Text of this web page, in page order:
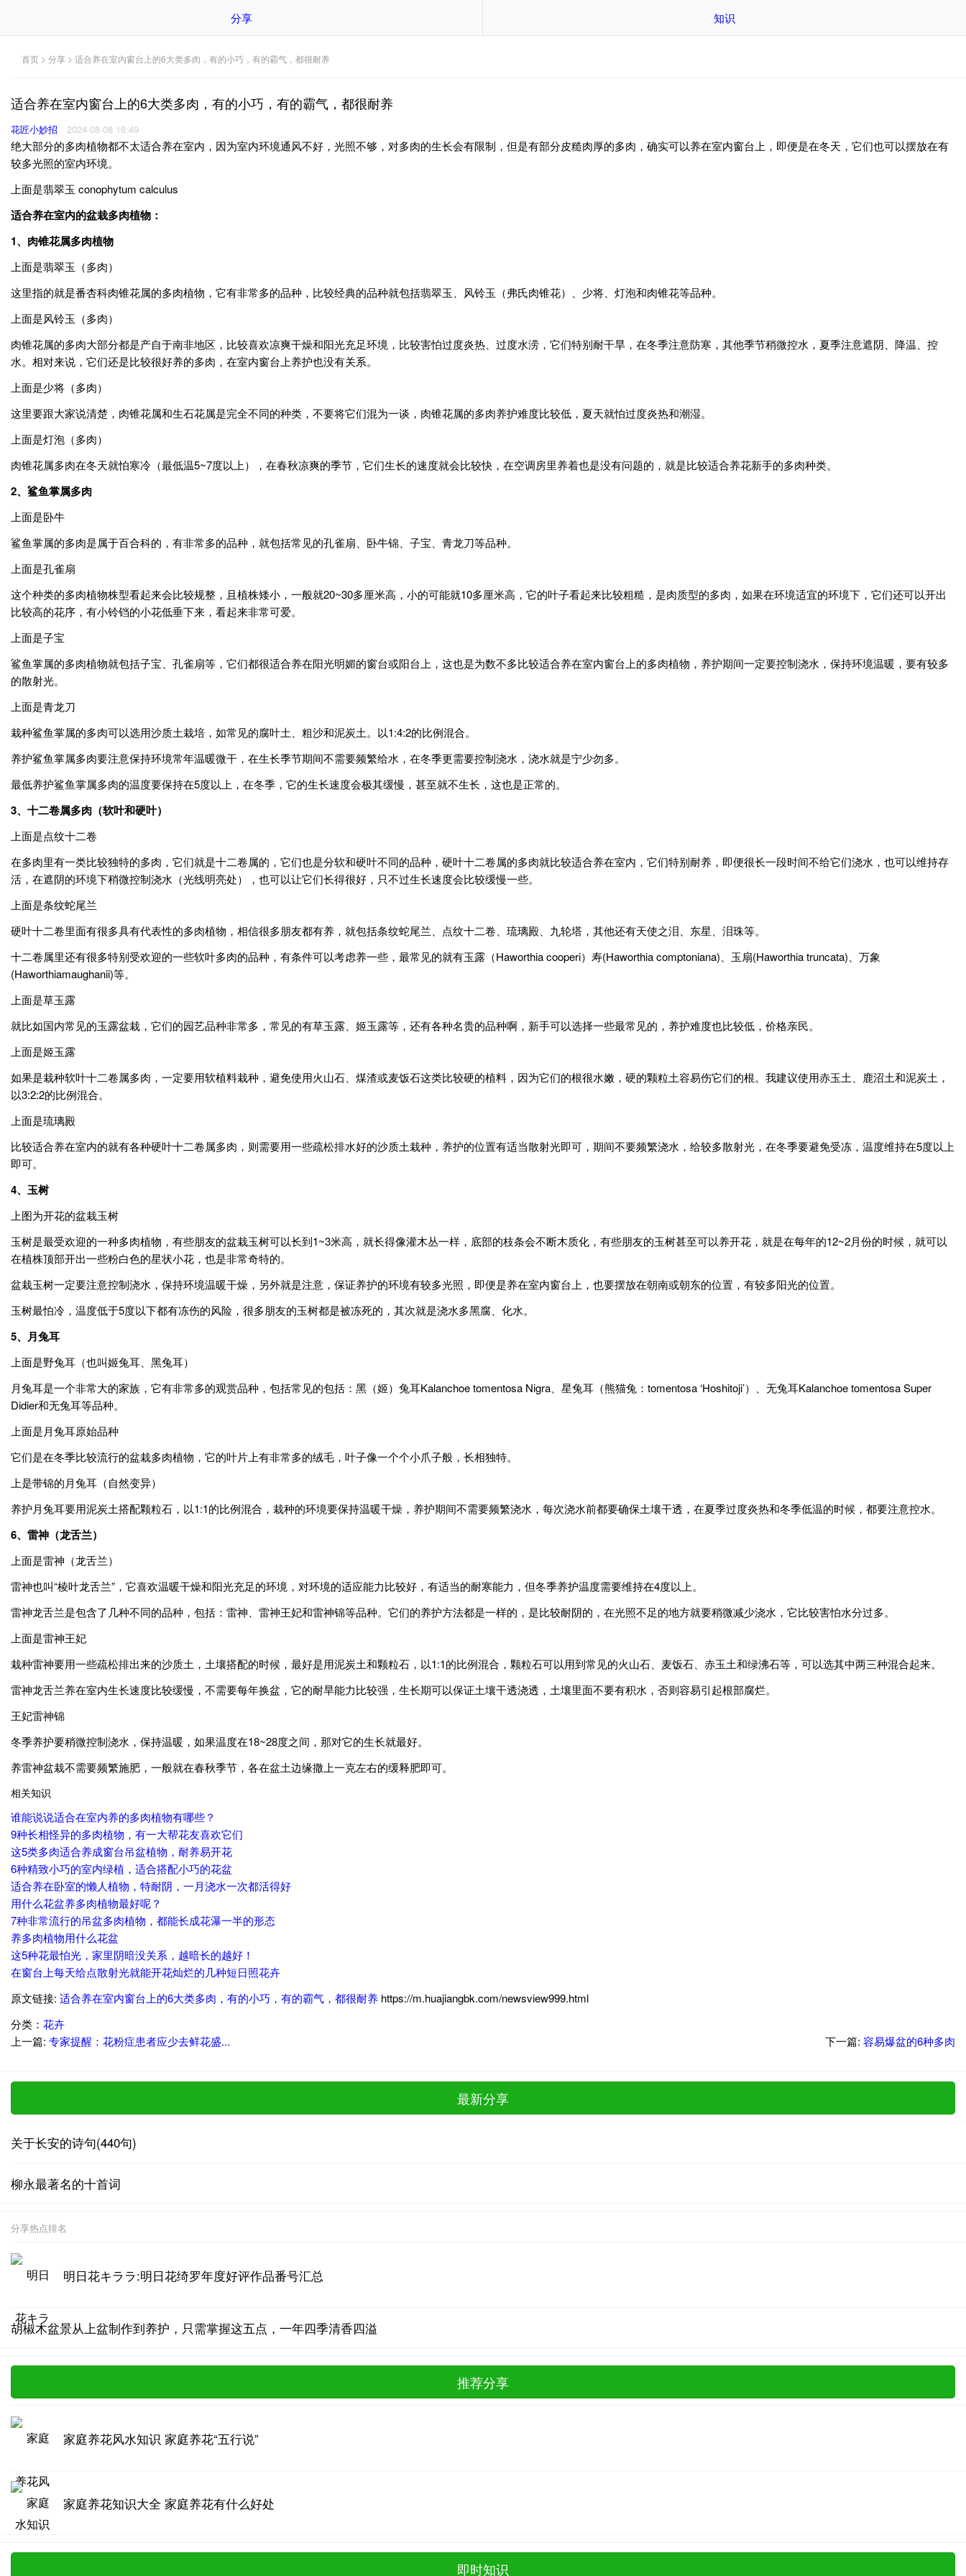
分享 知识
首页 > 分享 > 适合养在室内窗台上的6大类多肉，有的小巧，有的霸气，都很耐养
适合养在室内窗台上的6大类多肉，有的小巧，有的霸气，都很耐养
花匠小妙招 2024-08-08 18:49
绝大部分的多肉植物都不太适合养在室内，因为室内环境通风不好，光照不够，对多肉的生长会有限制，但是有部分皮糙肉厚的多肉，确实可以养在室内窗台上，即便是在冬天，它们也可以摆放在有
较多光照的室内环境。
上面是翡翠玉 conophytum calculus
适合养在室内的盆栽多肉植物：
1、肉锥花属多肉植物
上面是翡翠玉（多肉）
这里指的就是番杏科肉锥花属的多肉植物，它有非常多的品种，比较经典的品种就包括翡翠玉、风铃玉（弗氏肉锥花）、少将、灯泡和肉锥花等品种。
上面是风铃玉（多肉）
肉锥花属的多肉大部分都是产自于南非地区，比较喜欢凉爽干燥和阳光充足环境，比较害怕过度炎热、过度水涝，它们特别耐干旱，在冬季注意防寒，其他季节稍微控水，夏季注意遮阴、降温、控
水。相对来说，它们还是比较很好养的多肉，在室内窗台上养护也没有关系。
上面是少将（多肉）
这里要跟大家说清楚，肉锥花属和生石花属是完全不同的种类，不要将它们混为一谈，肉锥花属的多肉养护难度比较低，夏天就怕过度炎热和潮湿。
上面是灯泡（多肉）
肉锥花属多肉在冬天就怕寒冷（最低温5~7度以上），在春秋凉爽的季节，它们生长的速度就会比较快，在空调房里养着也是没有问题的，就是比较适合养花新手的多肉种类。
2、鲨鱼掌属多肉
上面是卧牛
鲨鱼掌属的多肉是属于百合科的，有非常多的品种，就包括常见的孔雀扇、卧牛锦、子宝、青龙刀等品种。
上面是孔雀扇
这个种类的多肉植物株型看起来会比较规整，且植株矮小，一般就20~30多厘米高，小的可能就10多厘米高，它的叶子看起来比较粗糙，是肉质型的多肉，如果在环境适宜的环境下，它们还可以开出
比较高的花序，有小铃铛的小花低垂下来，看起来非常可爱。
上面是子宝
鲨鱼掌属的多肉植物就包括子宝、孔雀扇等，它们都很适合养在阳光明媚的窗台或阳台上，这也是为数不多比较适合养在室内窗台上的多肉植物，养护期间一定要控制浇水，保持环境温暖，要有较多
的散射光。
上面是青龙刀
栽种鲨鱼掌属的多肉可以选用沙质土栽培，如常见的腐叶土、粗沙和泥炭土。以1:4:2的比例混合。
养护鲨鱼掌属多肉要注意保持环境常年温暖微干，在生长季节期间不需要频繁给水，在冬季更需要控制浇水，浇水就是宁少勿多。
最低养护鲨鱼掌属多肉的温度要保持在5度以上，在冬季，它的生长速度会极其缓慢，甚至就不生长，这也是正常的。
3、十二卷属多肉（软叶和硬叶）
上面是点纹十二卷
在多肉里有一类比较独特的多肉，它们就是十二卷属的，它们也是分软和硬叶不同的品种，硬叶十二卷属的多肉就比较适合养在室内，它们特别耐养，即便很长一段时间不给它们浇水，也可以维持存
活，在遮阴的环境下稍微控制浇水（光线明亮处），也可以让它们长得很好，只不过生长速度会比较缓慢一些。
上面是条纹蛇尾兰
硬叶十二卷里面有很多具有代表性的多肉植物，相信很多朋友都有养，就包括条纹蛇尾兰、点纹十二卷、琉璃殿、九轮塔，其他还有天使之泪、东星、泪珠等。
十二卷属里还有很多特别受欢迎的一些软叶多肉的品种，有条件可以考虑养一些，最常见的就有玉露（Haworthia cooperi）寿(Haworthia comptoniana)、玉扇(Haworthia truncata)、万象
(Haworthiamaughanii)等。
上面是草玉露
就比如国内常见的玉露盆栽，它们的园艺品种非常多，常见的有草玉露、姬玉露等，还有各种名贵的品种啊，新手可以选择一些最常见的，养护难度也比较低，价格亲民。
上面是姬玉露
如果是栽种软叶十二卷属多肉，一定要用软植料栽种，避免使用火山石、煤渣或麦饭石这类比较硬的植料，因为它们的根很水嫩，硬的颗粒土容易伤它们的根。我建议使用赤玉土、鹿沼土和泥炭土，
以3:2:2的比例混合。
上面是琉璃殿
比较适合养在室内的就有各种硬叶十二卷属多肉，则需要用一些疏松排水好的沙质土栽种，养护的位置有适当散射光即可，期间不要频繁浇水，给较多散射光，在冬季要避免受冻，温度维持在5度以上
即可。
4、玉树
上图为开花的盆栽玉树
玉树是最受欢迎的一种多肉植物，有些朋友的盆栽玉树可以长到1~3米高，就长得像灌木丛一样，底部的枝条会不断木质化，有些朋友的玉树甚至可以养开花，就是在每年的12~2月份的时候，就可以
在植株顶部开出一些粉白色的星状小花，也是非常奇特的。
盆栽玉树一定要注意控制浇水，保持环境温暖干燥，另外就是注意，保证养护的环境有较多光照，即便是养在室内窗台上，也要摆放在朝南或朝东的位置，有较多阳光的位置。
玉树最怕冷，温度低于5度以下都有冻伤的风险，很多朋友的玉树都是被冻死的，其次就是浇水多黑腐、化水。
5、月兔耳
上面是野兔耳（也叫姬兔耳、黑兔耳）
月兔耳是一个非常大的家族，它有非常多的观赏品种，包括常见的包括：黑（姬）兔耳Kalanchoe tomentosa Nigra、星兔耳（熊猫兔：tomentosa ‘Hoshitoji’）、无兔耳Kalanchoe tomentosa Super
Didier和无兔耳等品种。
上面是月兔耳原始品种
它们是在冬季比较流行的盆栽多肉植物，它的叶片上有非常多的绒毛，叶子像一个个小爪子般，长相独特。
上是带锦的月兔耳（自然变异）
养护月兔耳要用泥炭土搭配颗粒石，以1:1的比例混合，栽种的环境要保持温暖干燥，养护期间不需要频繁浇水，每次浇水前都要确保土壤干透，在夏季过度炎热和冬季低温的时候，都要注意控水。
6、雷神（龙舌兰）
上面是雷神（龙舌兰）
雷神也叫“棱叶龙舌兰”，它喜欢温暖干燥和阳光充足的环境，对环境的适应能力比较好，有适当的耐寒能力，但冬季养护温度需要维持在4度以上。
雷神龙舌兰是包含了几种不同的品种，包括：雷神、雷神王妃和雷神锦等品种。它们的养护方法都是一样的，是比较耐阴的，在光照不足的地方就要稍微减少浇水，它比较害怕水分过多。
上面是雷神王妃
栽种雷神要用一些疏松排出来的沙质土，土壤搭配的时候，最好是用泥炭土和颗粒石，以1:1的比例混合，颗粒石可以用到常见的火山石、麦饭石、赤玉土和绿沸石等，可以选其中两三种混合起来。
雷神龙舌兰养在室内生长速度比较缓慢，不需要每年换盆，它的耐旱能力比较强，生长期可以保证土壤干透浇透，土壤里面不要有积水，否则容易引起根部腐烂。
王妃雷神锦
冬季养护要稍微控制浇水，保持温暖，如果温度在18~28度之间，那对它的生长就最好。
养雷神盆栽不需要频繁施肥，一般就在春秋季节，各在盆土边缘撒上一克左右的缓释肥即可。
相关知识
谁能说说适合在室内养的多肉植物有哪些？
9种长相怪异的多肉植物，有一大帮花友喜欢它们
这5类多肉适合养成窗台吊盆植物，耐养易开花
6种精致小巧的室内绿植，适合搭配小巧的花盆
适合养在卧室的懒人植物，特耐阴，一月浇水一次都活得好
用什么花盆养多肉植物最好呢？
7种非常流行的吊盆多肉植物，都能长成花瀑一半的形态
养多肉植物用什么花盆
这5种花最怕光，家里阴暗没关系，越暗长的越好！
在窗台上每天给点散射光就能开花灿烂的几种短日照花卉
原文链接: 适合养在室内窗台上的6大类多肉，有的小巧，有的霸气，都很耐养 https://m.huajiangbk.com/newsview999.html
分类： 花卉
上一篇: 专家提醒：花粉症患者应少去鲜花盛... 下一篇: 容易爆盆的6种多肉
最新分享
关于长安的诗句(440句)
柳永最著名的十首词
分享热点排名
明日花キララ:明日花绮罗年度好评作品番号汇总
胡椒木盆景从上盆制作到养护，只需掌握这五点，一年四季清香四溢
推荐分享
家庭养花风水知识 家庭养花“五行说”
家庭养花知识大全 家庭养花有什么好处
即时知识